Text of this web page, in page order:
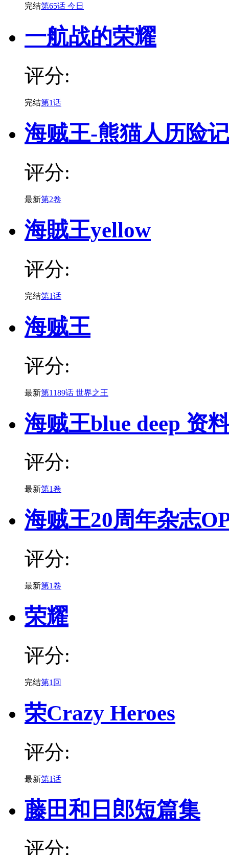
完结第65话 今日
一航战的荣耀
评分:
完结第1话
海贼王-熊猫人历险记
评分:
最新第2卷
海賊王yellow
评分:
完结第1话
海贼王
评分:
最新第1189话 世界之王
海贼王blue deep 资
评分:
最新第1卷
海贼王20周年杂志
评分:
最新第1卷
荣耀
评分:
完结第1回
荣Crazy Heroes
评分:
最新第1话
藤田和日郎短篇集
评分: